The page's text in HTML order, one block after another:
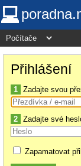
Přihlášení
1 Zadajte svou
2 Zadajte své
Zapamatovat